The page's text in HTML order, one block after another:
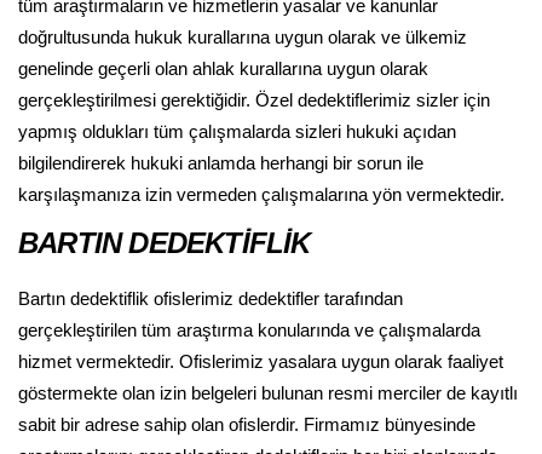
tüm araştırmaların ve hizmetlerin yasalar ve kanunlar
doğrultusunda hukuk kurallarına uygun olarak ve ülkemiz
genelinde geçerli olan ahlak kurallarına uygun olarak
gerçekleştirilmesi gerektiğidir. Özel dedektiflerimiz sizler için
yapmış oldukları tüm çalışmalarda sizleri hukuki açıdan
bilgilendirerek hukuki anlamda herhangi bir sorun ile
karşılaşmanıza izin vermeden çalışmalarına yön vermektedir.
BARTIN DEDEKTİFLİK
Bartın dedektiflik ofislerimiz dedektifler tarafından
gerçekleştirilen tüm araştırma konularında ve çalışmalarda
hizmet vermektedir. Ofislerimiz yasalara uygun olarak faaliyet
göstermekte olan izin belgeleri bulunan resmi merciler de kayıtlı
sabit bir adrese sahip olan ofislerdir. Firmamız bünyesinde